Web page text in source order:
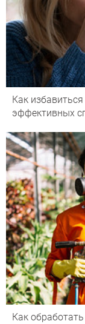
Как
эффективных
Как